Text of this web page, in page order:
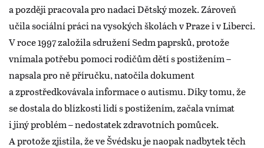
a později pracovala pro nadaci Dětský mozek. Zároveň
učila sociální práci na vysokých školách v Praze i v Liberci.
V roce 1997 založila sdružení Sedm paprsků, protože
vnímala potřebu pomoci rodičům dětí s postižením –
napsala pro ně příručku, natočila dokument
a zprostředkovávala informace o autismu. Díky tomu, že
se dostala do blízkosti lidí s postižením, začala vnímat
i jiný problém – nedostatek zdravotních pomůcek.
A protože zjistila, že ve Švédsku je naopak nadbytek těch